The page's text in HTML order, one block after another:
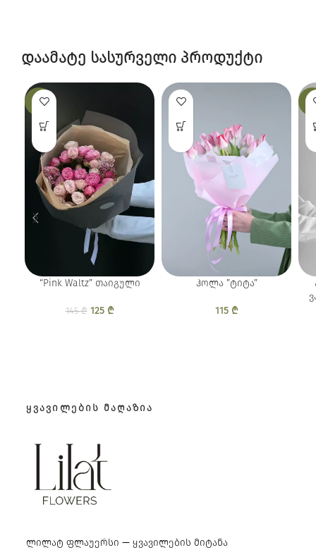
დაამატე სასურველი პროდუქტი
-14%
“Pink Waltz” თაიგული
145₾ Original price
125 ₾
ჰოლა ”ტიტა”
115 ₾
-
ᲧᲕᲐᲕᲘᲚᲔᲑᲘᲡ ᲛᲐᲦᲐᲖᲘᲐ
ლილატ ფლაუერსი — ყვავილების მიტანა